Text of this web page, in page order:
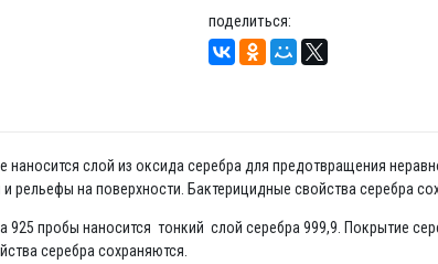
поделиться:
наносится слой из оксида серебра для предотвращения
рельефы на поверхности. Бактерицидные свойства серебра
925 пробы наносится тонкий слой серебра 999,9. Покрытие
серебра сохраняются.